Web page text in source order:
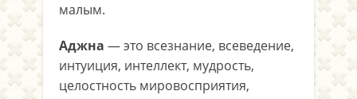
малым.
Аджна — это всезнание, всеведение,
интуиция, интеллект, мудрость,
целостность мировосприятия,